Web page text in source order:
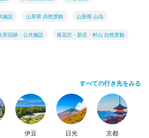
施設 山形県 自然景観 山形県 山岳
所旧跡・公共施設 尾花沢・新庄・村山 自然景観
すべての行き先をみる
伊豆 日光 京都